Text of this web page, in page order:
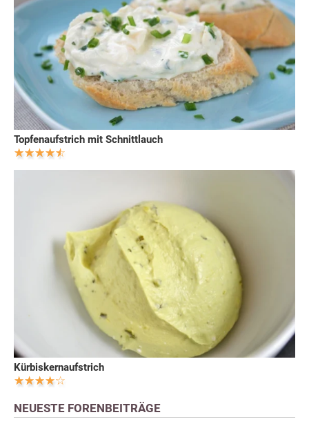
Topfenaufstrich mit Schnittlauch
Kürbiskernaufstrich
NEUESTE FORENBEITRÄGE